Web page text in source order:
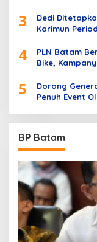
3
Dedi
Karimun
4
PLN Batam
Bike,
5
Dorong
Penuh Event
BP Batam